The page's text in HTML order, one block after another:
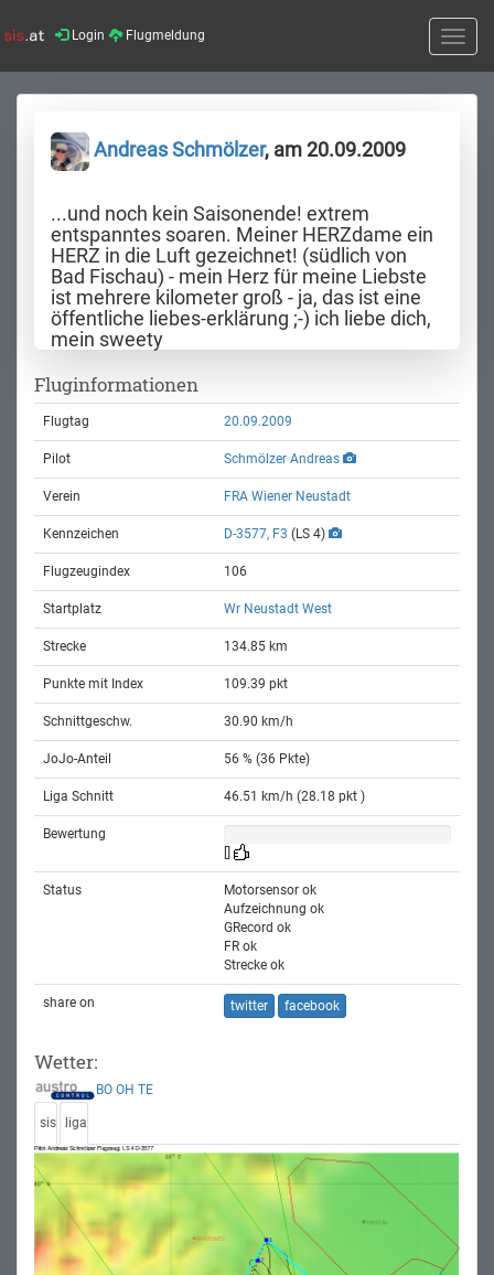
Login Flugmeldung
Toggle
Andreas Schmölzer, am 20.09.2009
...und noch kein Saisonende! extrem
entspanntes soaren. Meiner HERZdame ein
HERZ in die Luft gezeichnet! (südlich von
Bad Fischau) - mein Herz für meine Liebste
ist mehrere kilometer groß - ja, das ist eine
öffentliche liebes-erklärung ;-) ich liebe dich,
mein sweety
Fluginformationen
Flugtag 20.09.2009
Pilot Schmölzer Andreas
Verein FRA Wiener Neustadt
Kennzeichen D-3577, F3 (LS 4)
Flugzeugindex 106
Startplatz Wr Neustadt West
Strecke 134.85 km
Punkte mit Index 109.39 pkt
Schnittgeschw. 30.90 km/h
JoJo-Anteil 56 % (36 Pkte)
Liga Schnitt 46.51 km/h (28.18 pkt )
Bewertung
Status
Motorsensor ok
Aufzeichnung ok
GRecord ok
FR ok
Strecke ok
share on twitter facebook
Wetter:
BO OH TE
sis liga